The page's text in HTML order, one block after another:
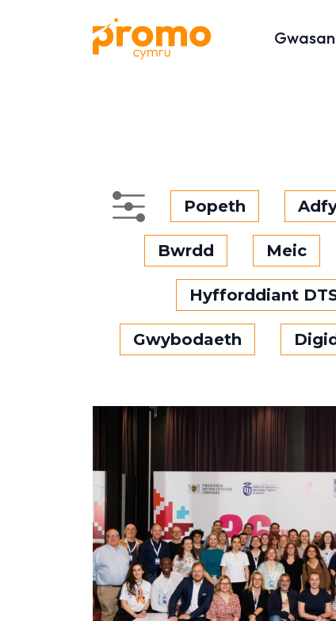
Popeth
Bwrdd Meic
Hyfforddiant
Gwybodaeth